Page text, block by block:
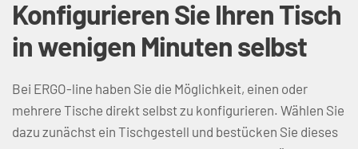
Konfigurieren Sie Ihren Tisch
in wenigen Minuten selbst
Bei ERGO-line haben Sie die Möglichkeit, einen oder
mehrere Tische direkt selbst zu konfigurieren. Wählen Sie
dazu zunächst ein Tischgestell und bestücken Sie dieses